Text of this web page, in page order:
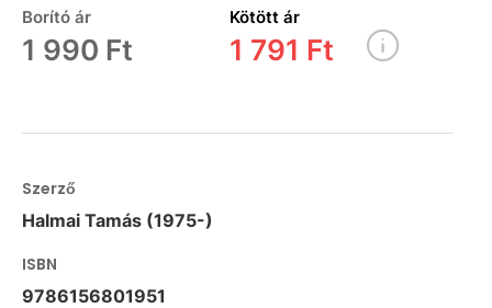
Borító ár
1 990 Ft
Kötött ár
1 791 Ft
Szerző
Halmai Tamás (1975-)
ISBN
9786156801951